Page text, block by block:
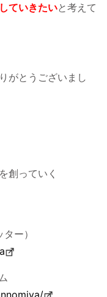
ていきたいと考えて
がとうございまし
創っていく
ー）